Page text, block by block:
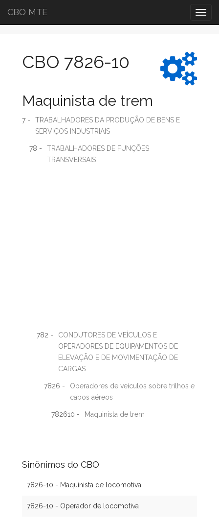
CBO MTE
CBO 7826-10
Maquinista de trem
7 -
TRABALHADORES DA PRODUÇÃO DE BENS E
SERVIÇOS INDUSTRIAIS
78 -
TRABALHADORES DE FUNÇÕES
TRANSVERSAIS
782 -
CONDUTORES DE VEÍCULOS E
OPERADORES DE EQUIPAMENTOS DE
ELEVAÇÃO E DE MOVIMENTAÇÃO DE
CARGAS
7826 -
Operadores de veículos sobre trilhos e
cabos aéreos
782610 - Maquinista de trem
Sinônimos do CBO
7826-10 - Maquinista de locomotiva
7826-10 - Operador de locomotiva